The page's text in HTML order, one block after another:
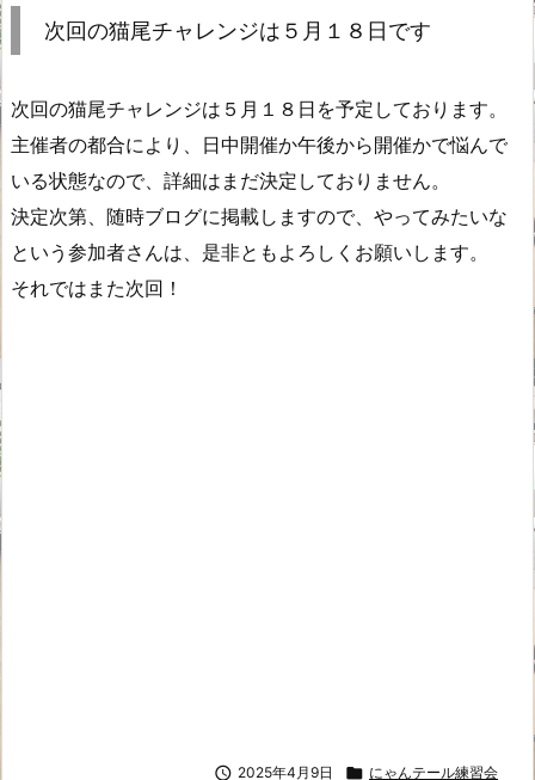
次回の猫尾チャレンジは５月１８日です
次回の猫尾チャレンジは５月１８日を予定しております。
主催者の都合により、日中開催か午後から開催かで悩んで
いる状態なので、詳細はまだ決定しておりません。
決定次第、随時ブログに掲載しますので、やってみたいな
という参加者さんは、是非ともよろしくお願いします。
それではまた次回！
 2025年4月9日  にゃんテール練習会